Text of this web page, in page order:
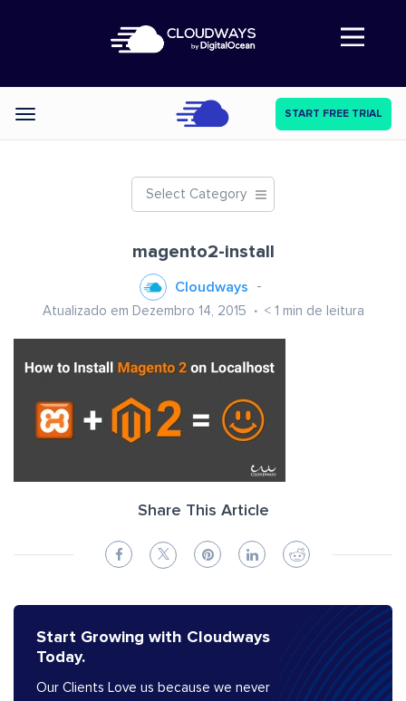
Abre a navegação
Categories START FREE TRIAL
Select Category
magento2-install
Cloudways
Atualizado em Dezembro 14, 2015 < 1 min de leitura
Share This Article
Start Growing with Cloudways
Today.
Our Clients Love us because we never